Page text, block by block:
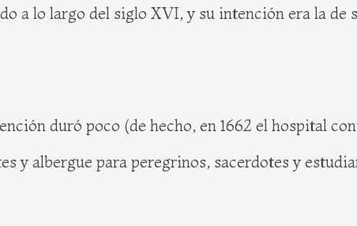
a lo largo del siglo XVI, y su intención era la
duró poco (de hecho, en 1662 el hospital
y albergue para peregrinos, sacerdotes y